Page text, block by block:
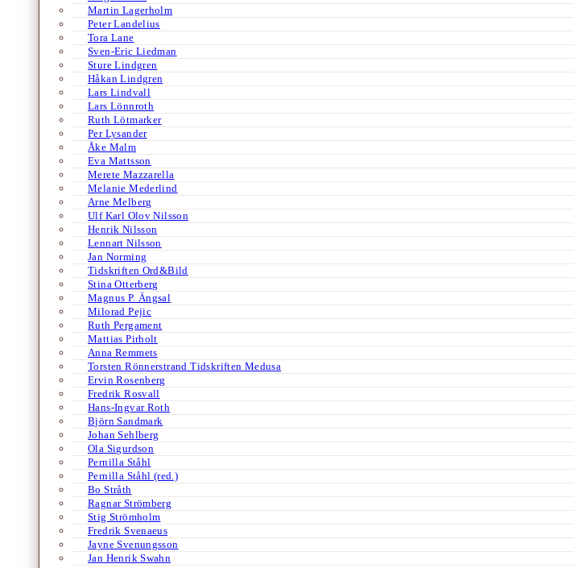
Martin Lagerholm
Peter Landelius
Tora Lane
Sven-Eric Liedman
Sture Lindgren
Håkan Lindgren
Lars Lindvall
Lars Lönnroth
Ruth Lötmarker
Per Lysander
Åke Malm
Eva Mattsson
Merete Mazzarella
Melanie Mederlind
Arne Melberg
Ulf Karl Olov Nilsson
Henrik Nilsson
Lennart Nilsson
Jan Norming
Tidskriften Ord&Bild
Stina Otterberg
Magnus P. Ängsal
Milorad Pejic
Ruth Pergament
Mattias Pirholt
Anna Remmets
Torsten Rönnerstrand Tidskriften Medusa
Ervin Rosenberg
Fredrik Rosvall
Hans-Ingvar Roth
Björn Sandmark
Johan Sehlberg
Ola Sigurdson
Pernilla Ståhl
Pernilla Ståhl (red.)
Bo Stråth
Ragnar Strömberg
Stig Strömholm
Fredrik Svenaeus
Jayne Svenungsson
Jan Henrik Swahn